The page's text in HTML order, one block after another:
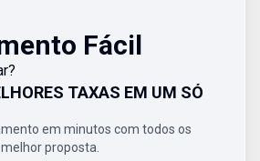
Fácil
TAXAS EM UM SÓ
em minutos com todos os
proposta.